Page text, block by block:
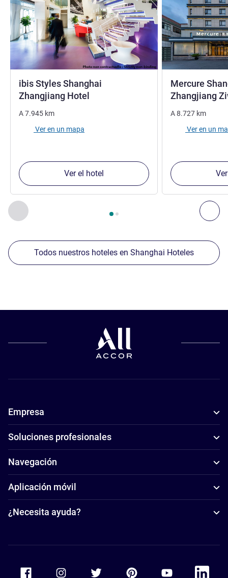
Anterior - Nuestros establecimientos cercanos
Página , Nuestros establecimientos cercanos 1 :,
ibis Styles Shanghai
Zhangjiang Hotel
A7.945 km
Ver en un mapa
Ver el hotel
Mercure
Zhangjiang
A8.727 km
Ver en un
Todos nuestros hoteles en Shanghai Hoteles
Empresa
Soluciones profesionales
Navegación
Aplicación móvil
¿Necesita ayuda?
Accor Facebook Accor TwitterAccor PinterestAccor Youtube
Accor